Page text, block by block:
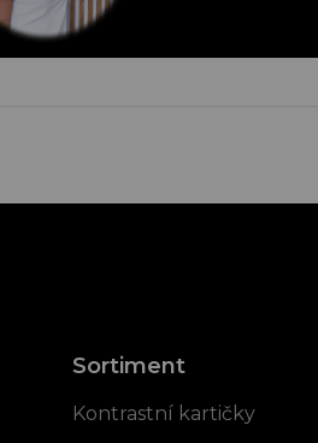
Sortiment
Kontrastní kartičky